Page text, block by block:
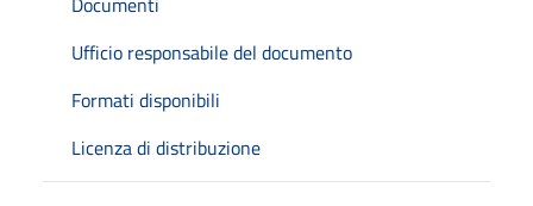
Ufficio responsabile del documento
Formati disponibili
Licenza di distribuzione